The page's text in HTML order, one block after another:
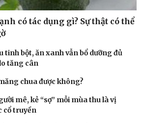
có tác dụng gì? Sự thật có thể
tinh bột, ăn xanh vẫn bổ dưỡng đủ
tăng cân
chua được không?
mê, kẻ “sợ” mỗi mùa thu là vị
cổ truyền